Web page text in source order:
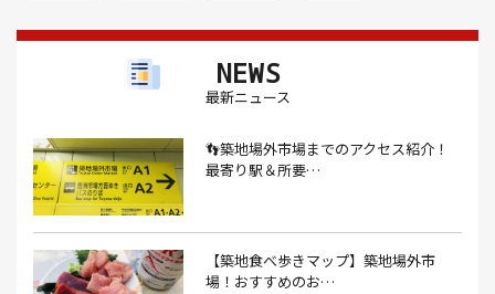
アイスクリーム(1） アイスクリーム店(1）
アジフライ(1） アド街(3）
あなごめし(1） アパート探し(1） アルバイト(1）
アンテナショップ(1）
いくら(1） イタリアン(6） イタリアンバル(1）
イタリアンレストラン(1） イタリアン料理(4）
NEWS
最新ニュース
👣築地場外市場までのアクセス紹介！
最寄り駅＆所要…
【築地食べ歩きマップ】築地場外市
場！おすすめのお…